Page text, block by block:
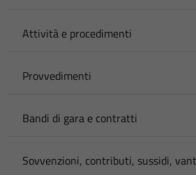
Attività e procedimenti
Provvedimenti
Bandi di gara e contratti
Sovvenzioni, contributi, sussidi,